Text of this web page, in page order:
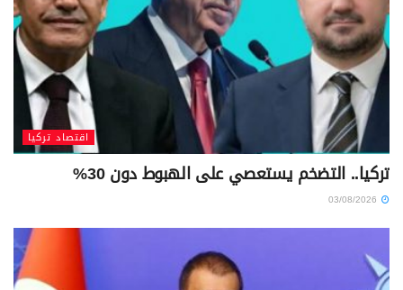
اقتصاد تركيا
تركيا.. التضخم يستعصي على الهبوط دون 30%